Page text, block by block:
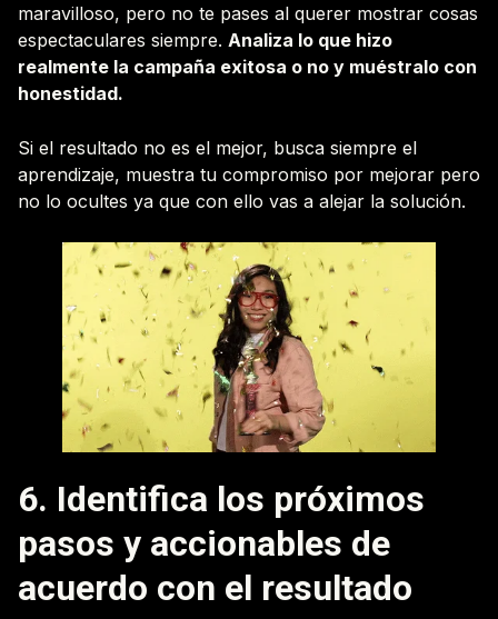
maravilloso, pero no te pases al querer mostrar cosas
espectaculares siempre. Analiza lo que hizo
realmente la campaña exitosa o no y muéstralo con
honestidad.
Si el resultado no es el mejor, busca siempre el
aprendizaje, muestra tu compromiso por mejorar pero
no lo ocultes ya que con ello vas a alejar la solución.
6. Identifica los próximos
pasos y accionables de
acuerdo con el resultado